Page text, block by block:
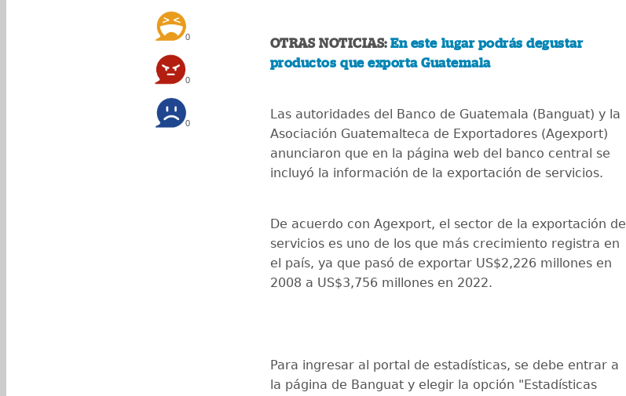
0
0
0
OTRAS NOTICIAS:En este lugar podrás degustar
productos que exporta Guatemala
Las autoridades del Banco de Guatemala (Banguat) y la
Asociación Guatemalteca de Exportadores (Agexport)
anunciaron que en la página web del banco central se
incluyó la información de la exportación de servicios.
De acuerdo con Agexport, el sector de la exportación de
servicios es uno de los que más crecimiento registra en
el país, ya que pasó de exportar US$2,226 millones en
2008 a US$3,756 millones en 2022.
Para ingresar al portal de estadísticas, se debe entrar a
la página de Banguat y elegir la opción "Estadísticas